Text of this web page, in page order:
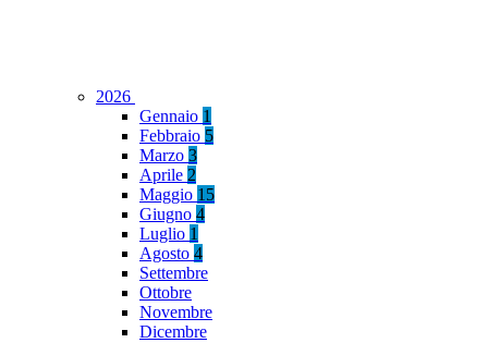
2026
Gennaio 1
Febbraio 5
Marzo 3
Aprile 2
Maggio 15
Giugno 4
Luglio 1
Agosto 4
Settembre
Ottobre
Novembre
Dicembre